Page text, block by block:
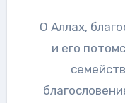
О Аллах, благослови Мухаммада, его жён
и его